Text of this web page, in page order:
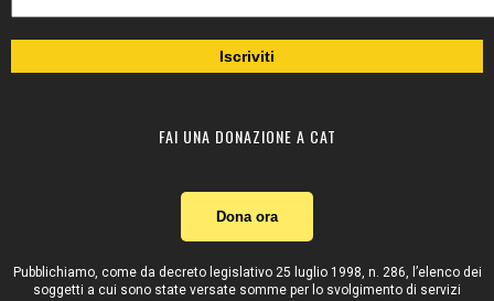
FAI UNA DONAZIONE A CAT
Dona ora
Pubblichiamo, come da decreto legislativo 25 luglio 1998, n. 286, l’elenco dei
soggetti a cui sono state versate somme per lo svolgimento di servizi